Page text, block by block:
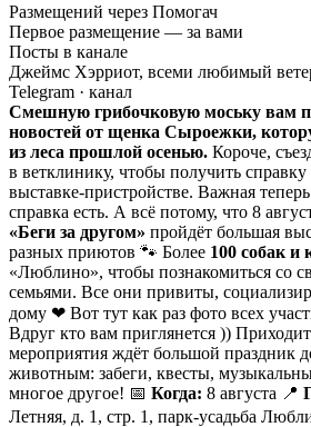
Размещений через Помогач
Первое размещение — за вами
Посты в канале
Джеймс Хэрриот, всеми любимый
Telegram · канал
Смешную грибочковую моську вам
новостей от щенка Сыроежки,
из леса прошлой осенью. Короче,
в ветклинику, чтобы получить справку
выставке-пристройстве. Важная
справка есть. А всё потому, что 8
«Беги за другом» пройдёт большая
разных приютов 🐾 Более 100 собак и
«Люблино», чтобы познакомиться со
семьями. Все они привиты,
дому ❤ Вот тут как раз фото всех
Вдруг кто вам приглянется ))
мероприятия ждёт большой праздник
животным: забеги, квесты,
многое другое! 📅 Когда: 8 августа 📍
Летняя, д. 1, стр. 1, парк-усадьба